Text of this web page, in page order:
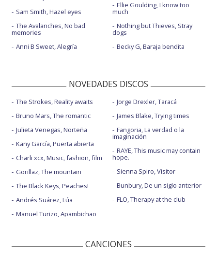
Sam Smith, Hazel eyes
The Avalanches, No bad
memories
Anni B Sweet, Alegría
Ellie Goulding, I know too
much
Nothing but Thieves, Stray
dogs
Becky G, Baraja bendita
NOVEDADES DISCOS
The Strokes, Reality awaits
Bruno Mars, The romantic
Julieta Venegas, Norteña
Kany García, Puerta abierta
Charli xcx, Music, fashion, film
Gorillaz, The mountain
The Black Keys, Peaches!
Andrés Suárez, Lúa
Manuel Turizo, Apambichao
Jorge Drexler, Taracá
James Blake, Trying times
Fangoria, La verdad o la
imaginación
RAYE, This music may contain
hope.
Sienna Spiro, Visitor
Bunbury, De un siglo anterior
FLO, Therapy at the club
CANCIONES